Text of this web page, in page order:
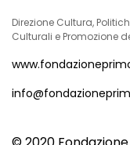
Direzione Cultura,
Culturali e Promozione